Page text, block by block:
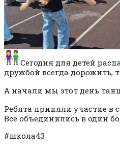
Сегодня для детей
дружбой всегда дорожить,
А начали мы этот день
Ребята приняли участие в
Все объединились в один
#школа43